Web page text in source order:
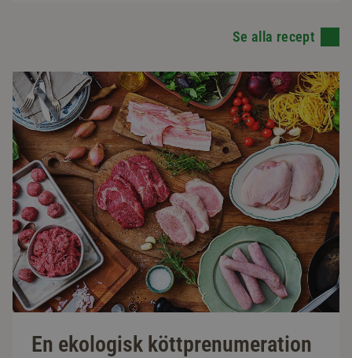
Se alla recept
En ekologisk köttprenumeration